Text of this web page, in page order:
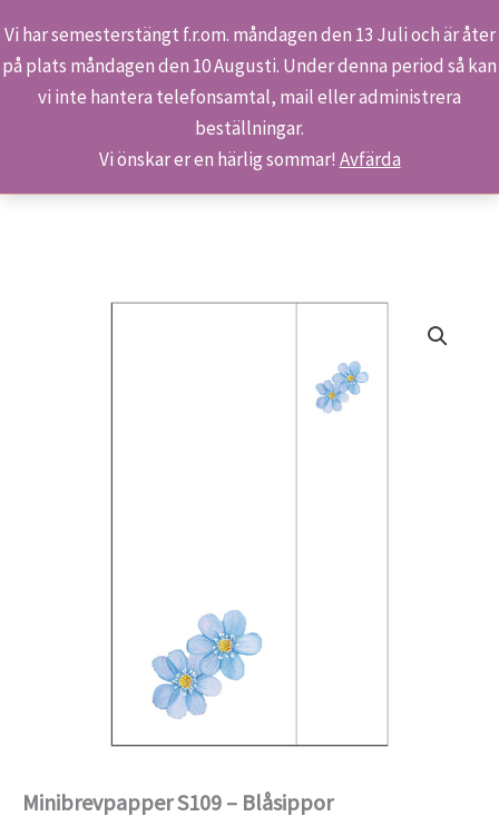
Vi har semesterstängt f.r.om. måndagen den 13 Juli och är åter
på plats måndagen den 10 Augusti. Under denna period så kan
vi inte hantera telefonsamtal, mail eller administrera
beställningar.
Vi önskar er en härlig sommar! Avfärda
Hoppa
Sök
Hem Butiken
Produkter
Minibrevpapper S109 – Blåsippor
Minibrevpapper S109 – Blåsippor